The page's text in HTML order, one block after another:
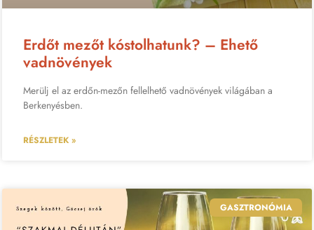
Erdőt mezőt kóstolhatunk? – Ehető
vadnövények
Merülj el az erdőn-mezőn fellelhető vadnövények világában a
Berkenyésben.
RÉSZLETEK »
GASZTRONÓMIA